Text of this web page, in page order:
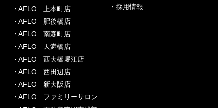
・AFLO 上本町店
・AFLO 肥後橋店
・AFLO 南森町店
・AFLO 天満橋店
・AFLO 西大橋堀江店
・AFLO 西田辺店
・AFLO 新大阪店
・AFLO ファミリーサロン
・採用情報